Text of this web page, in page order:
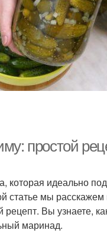
простой
которая идеально
мы расскажем
Вы узнаете,
маринад.